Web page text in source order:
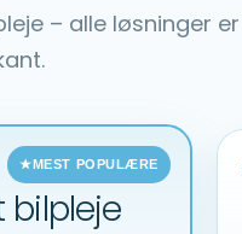
– alle løsninger
MEST POPULÆRE
bilpleje